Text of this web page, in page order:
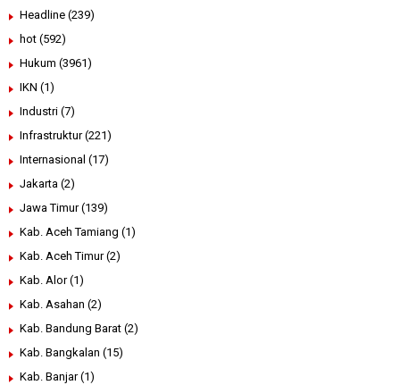
Headline (239)
hot (592)
Hukum (3961)
IKN (1)
Industri (7)
Infrastruktur (221)
Internasional (17)
Jakarta (2)
Jawa Timur (139)
Kab. Aceh Tamiang (1)
Kab. Aceh Timur (2)
Kab. Alor (1)
Kab. Asahan (2)
Kab. Bandung Barat (2)
Kab. Bangkalan (15)
Kab. Banjar (1)